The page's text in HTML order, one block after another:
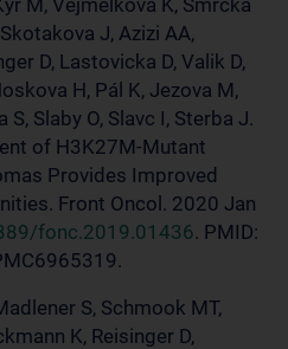
J, Azizi AA,
D, Lastovicka D, Valik D,
H, Pál K, Jezova M,
S, Slaby O, Slavc I, Sterba J.
of H3K27M-Mutant
Provides Improved
Front Oncol. 2020 Jan
fonc.2019.01436. PMID:
S, Schmook MT,
K, Reisinger D,